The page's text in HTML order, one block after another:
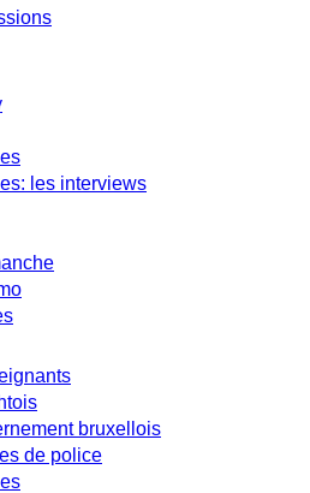
les interviews
bruxellois
de police